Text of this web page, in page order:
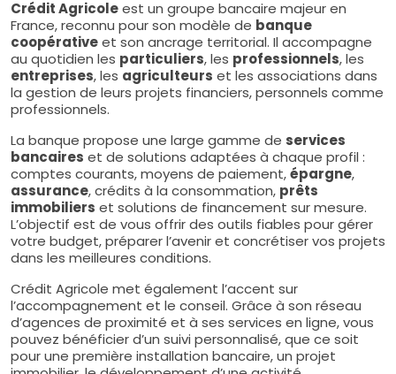
Crédit Agricoleest un groupe bancaire majeur en
France, reconnu pour son modèle de banque
coopérativeet son ancrage territorial. Il accompagne
au quotidien les particuliers, les professionnels, les
entreprises, les agriculteurs et les associations dans
la gestion de leurs projets financiers, personnels comme
professionnels.
La banque propose une large gamme de services
bancaires et de solutions adaptées à chaque profil :
comptes courants, moyens de paiement,épargne,
assurance, crédits à la consommation, prêts
immobiliers et solutions de financement sur mesure.
L’objectif est de vous offrir des outils fiables pour gérer
votre budget, préparer l’avenir et concrétiser vos projets
dans les meilleures conditions.
Crédit Agricole met également l’accent sur
l’accompagnement et le conseil. Grâce à son réseau
d’agences de proximité et à ses services en ligne, vous
pouvez bénéficier d’un suivi personnalisé, que ce soit
pour une première installation bancaire, un projet